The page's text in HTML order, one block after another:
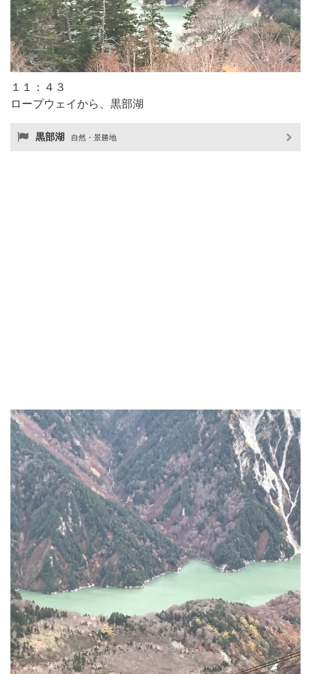
１１：４３
ロープウェイから、黒部湖
黒部湖 自然・景勝地